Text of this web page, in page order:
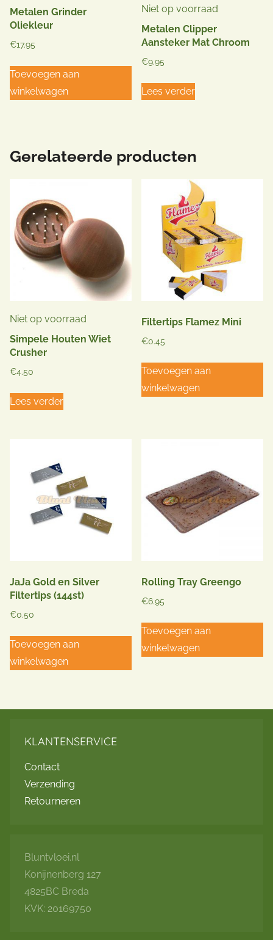
Metalen Grinder
Oliekleur
€17.95
Toevoegen aan
winkelwagen
Niet op voorraad
Metalen Clipper
Aansteker Mat Chroom
€9.95
Lees verder
Gerelateerde producten
Niet op voorraad
Simpele Houten Wiet
Crusher
€4.50
Lees verder
Filtertips Flamez Mini
€0.45
Toevoegen aan
winkelwagen
JaJa Gold en Silver
Filtertips (144st)
€0.50
Toevoegen aan
winkelwagen
Rolling Tray Greengo
€6.95
Toevoegen aan
winkelwagen
KLANTENSERVICE
Contact
Verzending
Retourneren
Bluntvloei.nl
Konijnenberg 127
4825BC Breda
KVK: 20169750